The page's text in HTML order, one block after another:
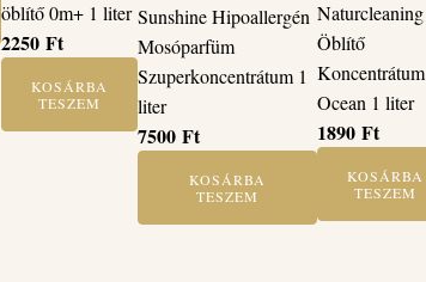
öblítő 0m+ 1 liter
2250Ft
KOSÁRBA
TESZEM
Sunshine Hipoallergén
Mosóparfüm
Szuperkoncentrátum 1
liter
7500Ft
KOSÁRBA
TESZEM
Naturcleaning
Öblítő
Koncentrátum
Ocean 1 liter
1890Ft
KOSÁRBA
TESZEM